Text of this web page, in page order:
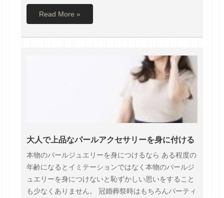
Read More »
大人で上品なパールアクセサリーを身に付ける
本物のパールジュエリーを身につけるなら ある程度の
年齢になるとイミテーションではなく本物のパールジ
ュエリーを身につけないと恥ずかしい思いをすること
も少なくありません。 冠婚葬祭時はもちろんパーティ